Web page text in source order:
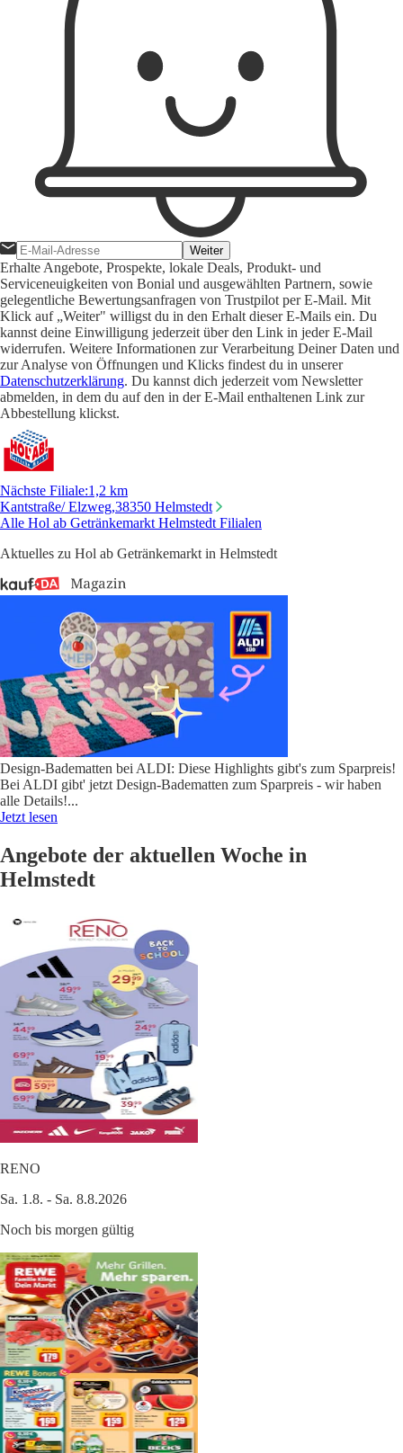
Weiter
Erhalte Angebote, Prospekte, lokale Deals, Produkt- und
Serviceneuigkeiten von Bonial und ausgewählten Partnern, sowie
gelegentliche Bewertungsanfragen von Trustpilot per E-Mail. Mit
Klick auf „Weiter" willigst du in den Erhalt dieser E-Mails ein. Du
kannst deine Einwilligung jederzeit über den Link in jeder E-Mail
widerrufen. Weitere Informationen zur Verarbeitung Deiner Daten und
zur Analyse von Öffnungen und Klicks findest du in unserer
Datenschutzerklärung. Du kannst dich jederzeit vom Newsletter
abmelden, in dem du auf den in der E-Mail enthaltenen Link zur
Abbestellung klickst.
Nächste Filiale:1,2 km
Kantstraße/ Elzweg,38350 Helmstedt
Alle Hol ab Getränkemarkt Helmstedt Filialen
Aktuelles zu Hol ab Getränkemarkt in Helmstedt
Design-Badematten bei ALDI: Diese Highlights gibt's zum Sparpreis!
Bei ALDI gibt' jetzt Design-Badematten zum Sparpreis - wir haben
alle Details!...
Jetzt lesen
Angebote der aktuellen Woche in
Helmstedt
RENO
Sa. 1.8. - Sa. 8.8.2026
Noch bis morgen gültig